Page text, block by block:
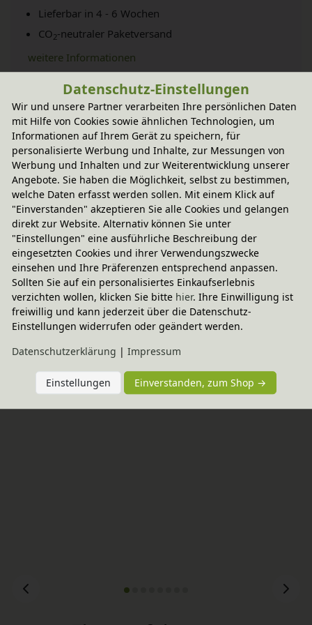
Lieferbar in 4 - 6 Wochen
CO2-neutraler Paketversand
weitere Informationen
Technische Daten
Grimms Spiel und Holz Design
In diesem Set enthalten
Sie haben Fragen?
Wird oft zusammen gekauft
6 bunte Holzkugeln, Grimm's
In verschiedenen Farben 19,95 €
Datenschutz-Einstellungen
Wir und unsere Partner verarbeiten Ihre persönlichen Daten
mit Hilfe von Cookies sowie ähnlichen Technologien, um
Informationen auf Ihrem Gerät zu speichern, für
personalisierte Werbung und Inhalte, zur Messungen von
Werbung und Inhalten und zur Weiterentwicklung unserer
Angebote. Sie haben die Möglichkeit, selbst zu bestimmen,
welche Daten erfasst werden sollen. Mit einem Klick auf
"Einverstanden" akzeptieren Sie alle Cookies und gelangen
direkt zur Website. Alternativ können Sie unter
"Einstellungen" eine ausführliche Beschreibung der
eingesetzten Cookies und ihrer Verwendungszwecke
einsehen und Ihre Präferenzen entsprechend anpassen.
Sollten Sie auf ein personalisiertes Einkaufserlebnis
verzichten wollen, klicken Sie bitte hier. Ihre Einwilligung ist
freiwillig und kann jederzeit über die Datenschutz-
Einstellungen widerrufen oder geändert werden.
Daten­schutz­erklärung | Impressum
Einstellungen Einverstanden, zum Shop →